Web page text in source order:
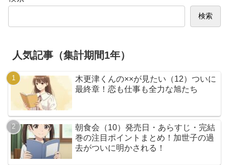
検索
人気記事（集計期間1年）
木更津くんの××が見たい（12）ついに
最終章！恋も仕事も全力な旭たち
朝食会（10）発売日・あらすじ・完結
巻の注目ポイントまとめ！加世子の過
去がついに明かされる！